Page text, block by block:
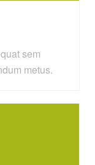
sem
metus.